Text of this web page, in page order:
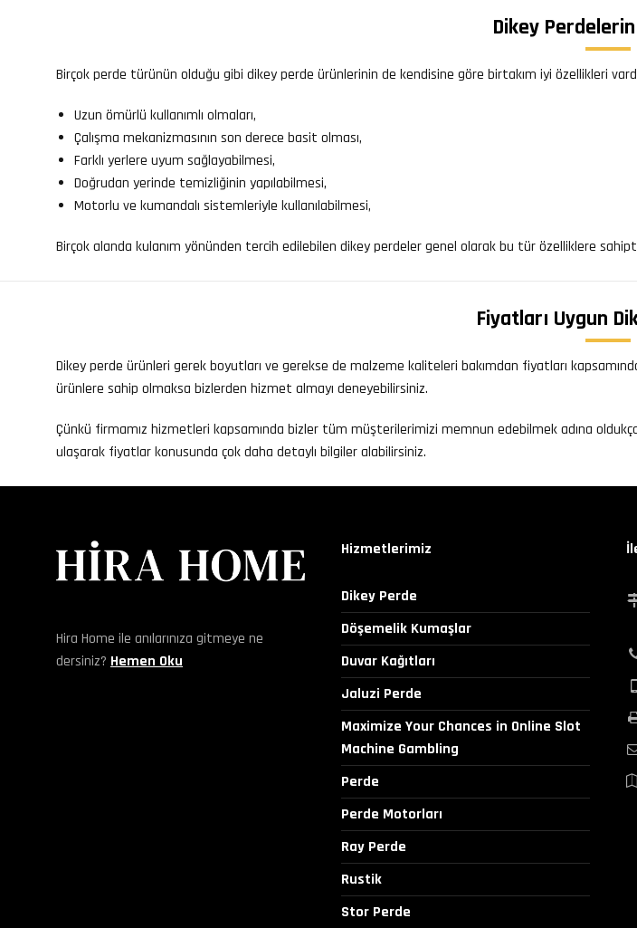
Dikey
Birçok perde türünün olduğu gibi dikey perde ürünlerinin de kendisine göre birtakım iyi özellikleri
Uzun ömürlü kullanımlı olmaları,
Çalışma mekanizmasının son derece basit olması,
Farklı yerlere uyum sağlayabilmesi,
Doğrudan yerinde temizliğinin yapılabilmesi,
Motorlu ve kumandalı sistemleriyle kullanılabilmesi,
Birçok alanda kulanım yönünden tercih edilebilen dikey perdeler genel olarak bu tür özelliklere
Fiyatları Uygun
Dikey perde ürünleri gerek boyutları ve gerekse de malzeme kaliteleri bakımdan fiyatları
ürünlere sahip olmaksa bizlerden hizmet almayı deneyebilirsiniz.
Çünkü firmamız hizmetleri kapsamında bizler tüm müşterilerimizi memnun edebilmek adına
ulaşarak fiyatlar konusunda çok daha detaylı bilgiler alabilirsiniz.
Hira Home ile anılarınıza gitmeye ne
dersiniz? Hemen Oku
Hizmetlerimiz
Dikey Perde
Döşemelik Kumaşlar
Duvar Kağıtları
Jaluzi Perde
Maximize Your Chances in Online Slot
Machine Gambling
Perde
Perde Motorları
Ray Perde
Rustik
Stor Perde